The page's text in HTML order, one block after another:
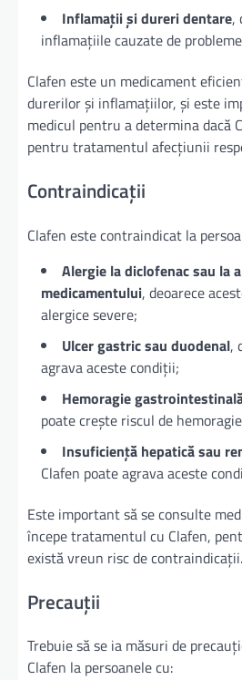
Inflamații și dureri dentare,
inflamațiile cauzate de
Clafen este un medicament
durerilor și inflamațiilor, și este
medicul pentru a determina dacă
pentru tratamentul afecțiunii
Contraindicații
Clafen este contraindicat la
Alergie la diclofenac sau la
medicamentului, deoarece
alergice severe;
Ulcer gastric sau duodenal,
agrava aceste condiții;
Hemoragie
poate crește riscul de
Insuficiență hepatică sau
Clafen poate agrava aceste
Este important să se consulte
începe tratamentul cu Clafen,
există vreun risc de contraindicații.
Precauții
Trebuie să se ia măsuri de
Clafen la persoanele cu: